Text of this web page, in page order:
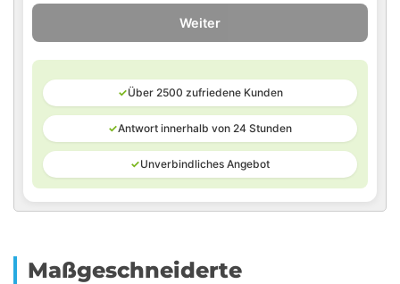
Weiter
✓Über 2500 zufriedene Kunden
✓Antwort innerhalb von 24 Stunden
✓Unverbindliches Angebot
Maßgeschneiderte